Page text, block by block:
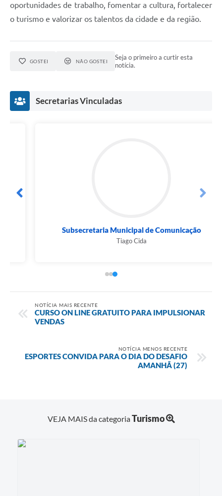
oportunidades de trabalho, fomentar a cultura, fortalecer
o turismo e valorizar os talentos da cidade e da região.
GOSTEI NÃO GOSTEI
Seja o primeiro a curtir esta
notícia.
Secretarias Vinculadas
Subsecretaria Municipal de Comunicação
Tiago Cida
NOTÍCIA MAIS RECENTE
CURSO ON LINE GRATUITO PARA IMPULSIONAR
VENDAS
NOTÍCIA MENOS RECENTE
ESPORTES CONVIDA PARA O DIA DO DESAFIO
AMANHÃ (27)
VEJA MAIS da categoriaTurismo